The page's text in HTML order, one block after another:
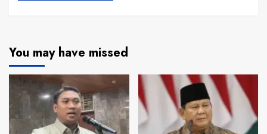
You may have missed